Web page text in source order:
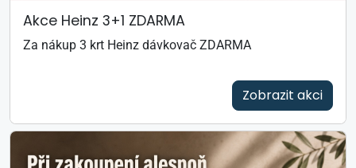
Akce Heinz 3+1 ZDARMA
Za nákup 3 krt Heinz dávkovač ZDARMA
Zobrazit akci